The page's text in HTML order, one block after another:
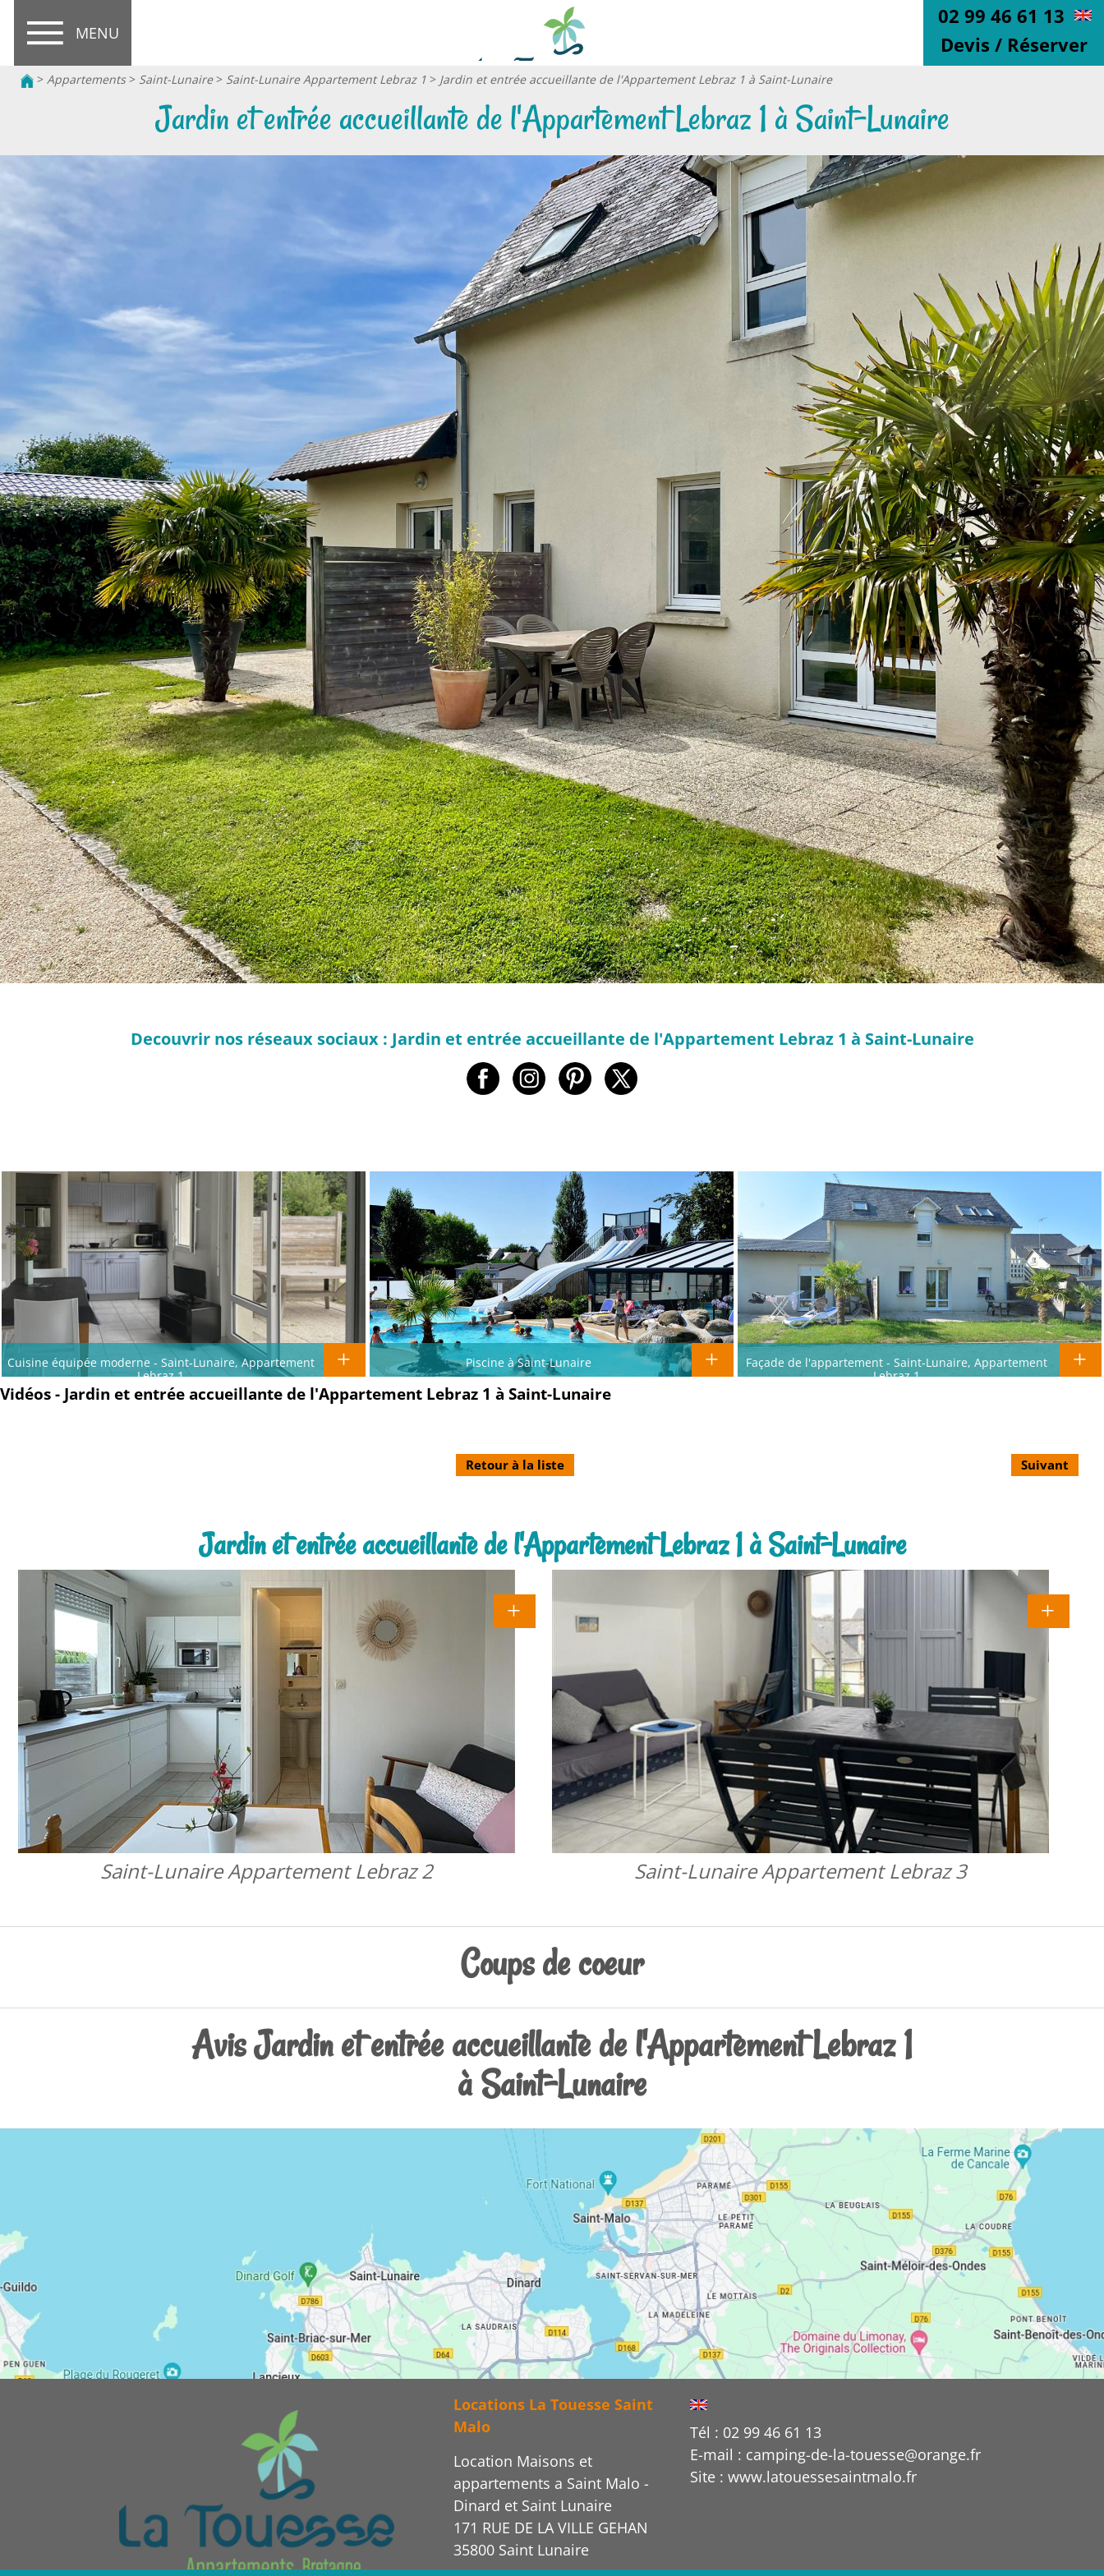
MENU
02 99 46 61 13
Devis / Réserver
> Appartements> Saint-Lunaire> Saint-Lunaire Appartement Lebraz 1 > Jardin et entrée accueillante de l'Appartement Lebraz 1 à Saint-Lunaire
Jardin et entrée accueillante de l'Appartement Lebraz 1 à Saint-Lunaire
Decouvrir nos réseaux sociaux : Jardin et entrée accueillante de l'Appartement Lebraz 1 à Saint-Lunaire
Cuisine équipée moderne - Saint-Lunaire, Appartement
Lebraz 1
Piscine à Saint-Lunaire
Façade de l'appartement - Saint-Lunaire, Appartement
Lebraz 1
Vidéos - Jardin et entrée accueillante de l'Appartement Lebraz 1 à Saint-Lunaire
Retour à la liste Suivant
Jardin et entrée accueillante de l'Appartement Lebraz 1 à Saint-Lunaire
Saint-Lunaire Appartement Lebraz 2 Saint-Lunaire Appartement Lebraz 3
Coups de coeur
Avis Jardin et entrée accueillante de l'Appartement Lebraz 1
à Saint-Lunaire
Locations La Touesse Saint
Malo
Location Maisons et
appartements a Saint Malo -
Dinard et Saint Lunaire
171 RUE DE LA VILLE GEHAN
35800 Saint Lunaire
Tél : 02 99 46 61 13
E-mail : camping-de-la-touesse@orange.fr
Site : www.latouessesaintmalo.fr